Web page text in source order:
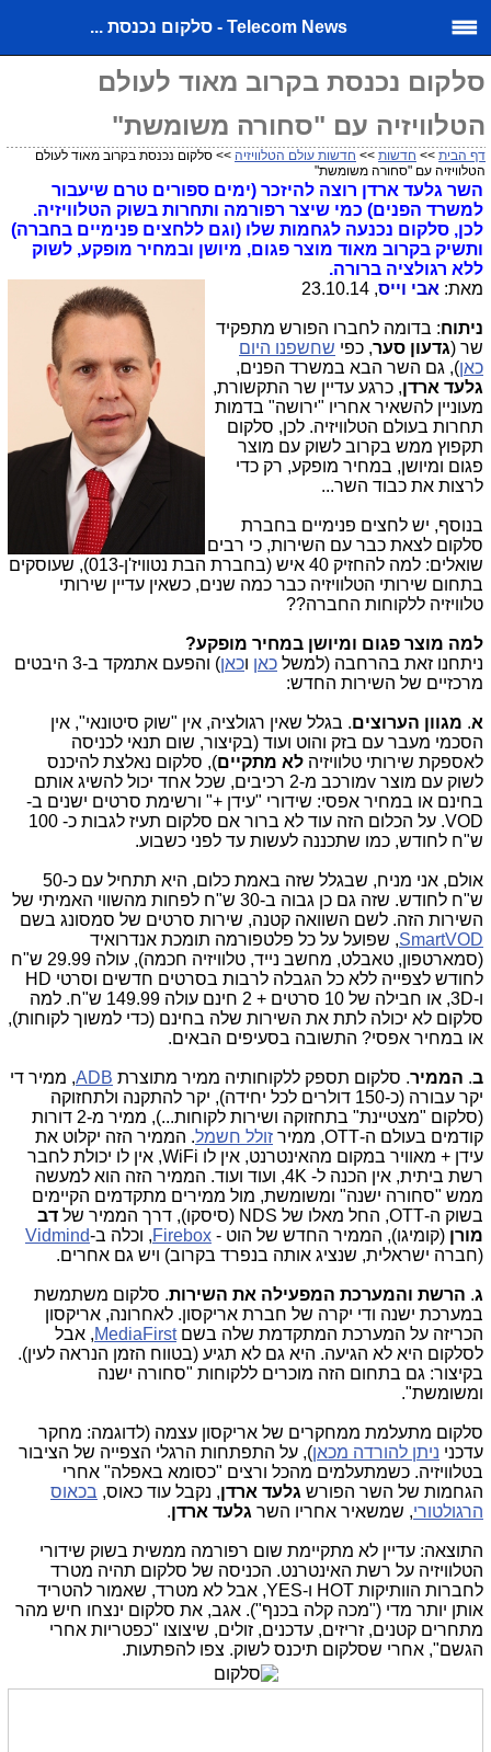
Telecom News - סלקום נכנסת ...
סלקום נכנסת בקרוב מאוד לעולם
הטלוויזיה עם "סחורה משומשת"
דף הבית >> חדשות >> חדשות עולם הטלוויזיה >> סלקום נכנסת בקרוב מאוד לעולם
הטלוויזיה עם "סחורה משומשת"
השר גלעד ארדן רוצה להיזכר (ימים ספורים טרם שיעבור
למשרד הפנים) כמי שיצר רפורמה ותחרות בשוק הטלוויזיה.
לכן, סלקום נכנעה לגחמות שלו (וגם ללחצים פנימיים בחברה)
ותשיק בקרוב מאוד מוצר פגום, מיושן ובמחיר מופקע, לשוק
ללא רגולציה ברורה.
מאת: אבי וייס, 23.10.14
ניתוח: בדומה לחברו הפורש מתפקיד
שר (גדעון סער, כפי שחשפנו היום
כאן), גם השר הבא במשרד הפנים,
גלעד ארדן, כרגע עדיין שר התקשורת,
מעוניין להשאיר אחריו "ירושה" בדמות
תחרות בעולם הטלוויזיה. לכן, סלקום
תקפוץ ממש בקרוב לשוק עם מוצר
פגום ומיושן, במחיר מופקע, רק כדי
לרצות את כבוד השר...
בנוסף, יש לחצים פנימיים בחברת
סלקום לצאת כבר עם השירות, כי רבים
שואלים: למה להחזיק 40 איש (בחברת הבת נטוויז'ן-013), שעוסקים
בתחום שירותי הטלוויזיה כבר כמה שנים, כשאין עדיין שירותי
טלוויזיה ללקוחות החברה??
למה מוצר פגום ומיושן במחיר מופקע?
ניתחנו זאת בהרחבה (למשל כאן וכאן
) והפעם אתמקד ב-3 היבטים
מרכזיים של השירות החדש:
א. מגוון הערוצים. בגלל שאין רגולציה, אין "שוק סיטונאי", אין
הסכמי מעבר עם בזק והוט ועוד (בקיצור, שום תנאי לכניסה
לאספקת שירותי טלוויזיה לא מתקיים), סלקום נאלצת להיכנס
לשוק עם מוצר vמורכב מ-2 רכיבים, שכל אחד יכול להשיג אותם
בחינם או במחיר אפסי: שידורי "עידן +" ורשימת סרטים ישנים ב-
VOD. על הכלום הזה עוד לא ברור אם סלקום תעיז לגבות כ- 100
ש"ח לחודש, כמו שתכננה לעשות עד לפני כשבוע.
אולם, אני מניח, שבגלל שזה באמת כלום, היא תתחיל עם כ-50
ש"ח לחודש. שזה גם כן גבוה ב-30 ש"ח לפחות מהשווי האמיתי של
השירות הזה. לשם השוואה קטנה, שירות סרטים של סמסונג בשם
SmartVOD, שפועל על כל פלטפורמה תומכת אנדרואיד
(סמארטפון, טאבלט, מחשב נייד, טלוויזיה חכמה), עולה 29.99 ש"ח
לחודש לצפייה ללא כל הגבלה לרבות בסרטים חדשים וסרטי HD
ו-3D, או חבילה של 10 סרטים + 2 חינם עולה 149.99 ש"ח. למה
סלקום לא יכולה לתת את השירות שלה בחינם (כדי למשוך לקוחות),
או במחיר אפסי? התשובה בסעיפים הבאים.
ב. הממיר. סלקום תספק ללקוחותיה ממיר מתוצרת ADB, ממיר די
יקר עבורה (כ-150 דולרים לכל יחידה), יקר להתקנה ולתחזוקה
(סלקום "מצטיינת" בתחזוקה ושירות לקוחות...), ממיר מ-2 דורות
קודמים בעולם ה-OTT, ממיר
זולל חשמל. הממיר הזה יקלוט את
עידן + מאוויר במקום מהאינטרנט, אין לו WiFi, אין לו יכולת לחבר
רשת ביתית, אין הכנה ל- 4K, ועוד ועוד. הממיר הזה הוא למעשה
ממש "סחורה ישנה" ומשומשת, מול ממירים מתקדמים הקיימים
בשוק ה-OTT, החל מאלו של NDS (סיסקו), דרך הממיר של
דב
מורן (קומיגו), הממיר החדש של הוט - Firebox, וכלה ב-Vidmind
(חברה ישראלית, שנציג אותה בנפרד בקרוב) ויש גם אחרים.
ג. הרשת והמערכת המפעילה את השירות. סלקום משתמשת
במערכת ישנה ודי יקרה של חברת אריקסון. לאחרונה, אריקסון
הכריזה על המערכת המתקדמת שלה בשםMediaFirst, אבל
לסלקום היא לא הגיעה. היא גם לא תגיע (בטווח הזמן הנראה לעין).
בקיצור: גם בתחום הזה מוכרים ללקוחות "סחורה ישנה
ומשומשת".
סלקום מתעלמת ממחקרים של אריקסון עצמה (לדוגמה: מחקר
עדכני ניתן להורדה מכאן), על התפתחות הרגלי הצפייה של הציבור
בטלוויזיה. כשמתעלמים מהכל ורצים "כסומא באפלה" אחרי
הגחמות של השר הפורש גלעד ארדן, נקבל עוד כאוס, בכאוס
הרגולטורי, שמשאיר אחריו השר גלעד ארדן.
התוצאה: עדיין לא מתקיימת שום רפורמה ממשית בשוק שידורי
הטלוויזיה על רשת האינטרנט. הכניסה של סלקום תהיה מטרד
לחברות הוותיקות HOT ו-YES, אבל לא מטרד, שאמור להטריד
אותן יותר מדי ("מכה קלה בכנף"). אגב, את סלקום ינצחו חיש מהר
מתחרים קטנים, זריזים, עדכנים, זולים, שיצוצו "כפטריות אחרי
הגשם", אחרי שסלקום תיכנס לשוק. צפו להפתעות.